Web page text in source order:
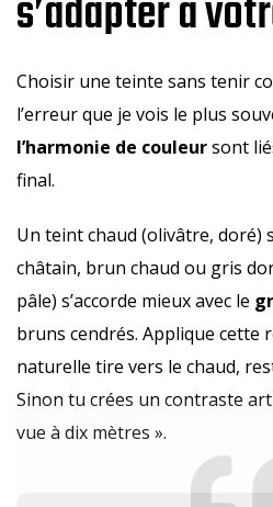
s’adapter à
Choisir une teinte sans tenir
l’erreur que je vois le plus
l’harmonie de couleursont
final.
Un teint chaud (olivâtre, doré)
châtain, brun chaud ou gris
pâle) s’accorde mieux avec le
bruns cendrés. Applique cette
naturelle tire vers le chaud,
Sinon tu crées un contraste
vue à dix mètres ».